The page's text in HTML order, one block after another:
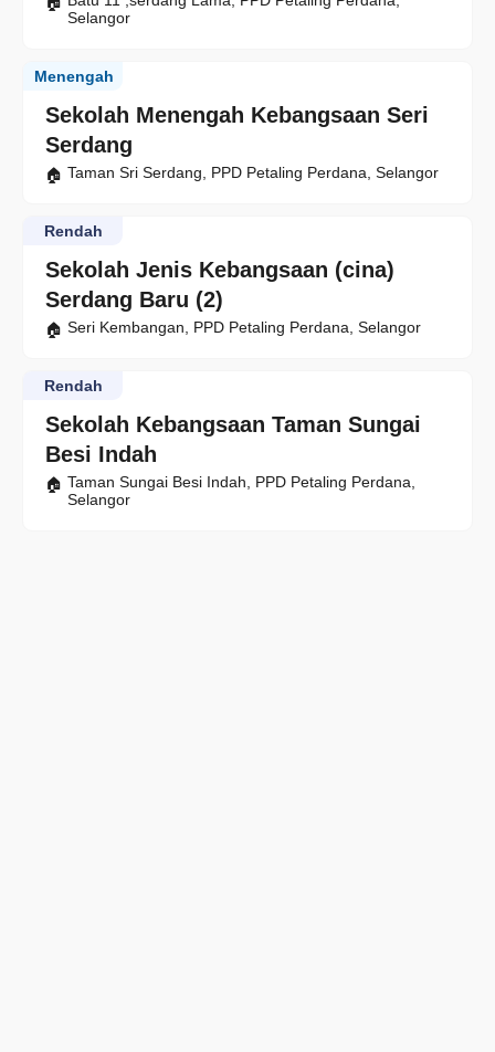
Selangor
Sekolah Menengah Kebangsaan Seri
Serdang
Menengah
Taman Sri Serdang, PPD Petaling Perdana, Selangor
Sekolah Jenis Kebangsaan (cina)
Serdang Baru (2)
Rendah
Seri Kembangan, PPD Petaling Perdana, Selangor
Sekolah Kebangsaan Taman Sungai
Besi Indah
Rendah
Taman Sungai Besi Indah, PPD Petaling Perdana,
Selangor